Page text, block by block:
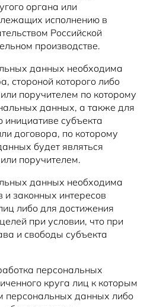
органа или
исполнению в
Российской
производстве.
данных необходима
стороной которого либо
поручителем по которому
данных, а также для
субъекта
договора, по которому
будет являться
поручителем.
данных необходима
законных интересов
либо для достижения
при условии, что при
и свободы субъекта
персональных
круга лиц к которым
персональных данных либо